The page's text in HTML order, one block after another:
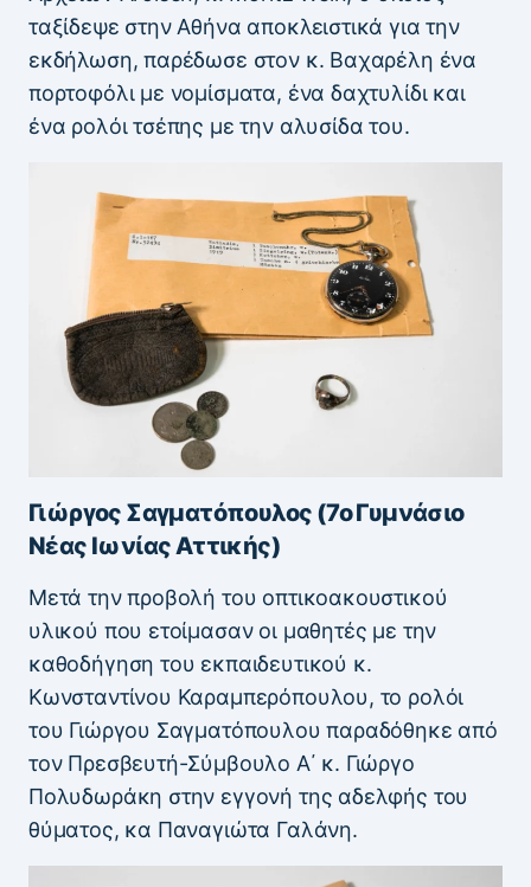
ταξίδεψε στην Αθήνα αποκλειστικά για την
εκδήλωση, παρέδωσε στον κ. Βαχαρέλη ένα
πορτοφόλι με νομίσματα, ένα δαχτυλίδι και
ένα ρολόι τσέπης με την αλυσίδα του.
Γιώργος Σαγματόπουλος (7ο Γυμνάσιο
Νέας Ιωνίας Αττικής)
Μετά την προβολή του οπτικοακουστικού
υλικού που ετοίμασαν οι μαθητές με την
καθοδήγηση του εκπαιδευτικού κ.
Κωνσταντίνου Καραμπερόπουλου, το ρολόι
του Γιώργου Σαγματόπουλου παραδόθηκε από
τον Πρεσβευτή-Σύμβουλο Α΄ κ. Γιώργο
Πολυδωράκη στην εγγονή της αδελφής του
θύματος, κα Παναγιώτα Γαλάνη.